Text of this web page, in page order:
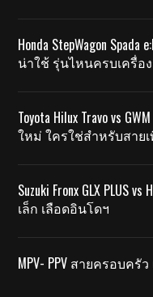
Honda StepWagon Spada
น่าใช้ รุ่นไหนครบเครื่อ
Toyota Hilux Travo vs
ใหม่ ใครใช่สำหรับสายเ
Suzuki Fronx GLX PLUS
เล็ก เลือดอินโดฯ
MPV- PPV สายครอบค